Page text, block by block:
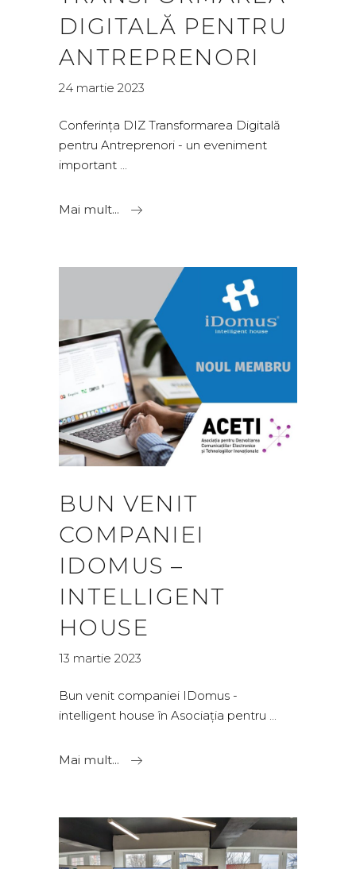
DIGITALĂ PENTRU
ANTREPRENORI
24 martie 2023
Conferința DIZ Transformarea Digitală
pentru Antreprenori - un eveniment
important
Mai mult...
BUN VENIT
COMPANIEI
IDOMUS –
INTELLIGENT
HOUSE
13 martie 2023
Bun venit companiei IDomus -
intelligent house în Asociația pentru
Mai mult...